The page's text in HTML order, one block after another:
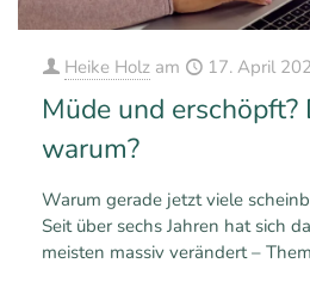
Heike Holz am 17. April
Müde und
warum?
Warum gerade jetzt viele
Seit über sechs Jahren hat sich
meisten massiv verändert –